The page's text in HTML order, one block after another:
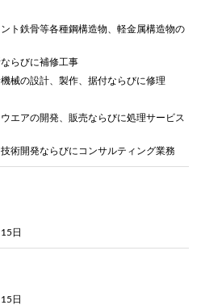
ト鉄骨等各種鋼構造物、軽金属構造物の
らびに補修工事
械の設計、製作、据付ならびに修理
エアの開発、販売ならびに処理サービス
術開発ならびにコンサルティング業務
日
日